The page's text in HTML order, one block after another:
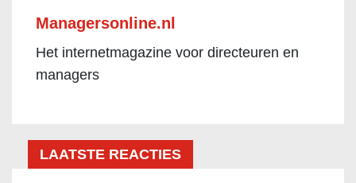
Managersonline.nl
Het internetmagazine voor directeuren en
managers
LAATSTE REACTIES